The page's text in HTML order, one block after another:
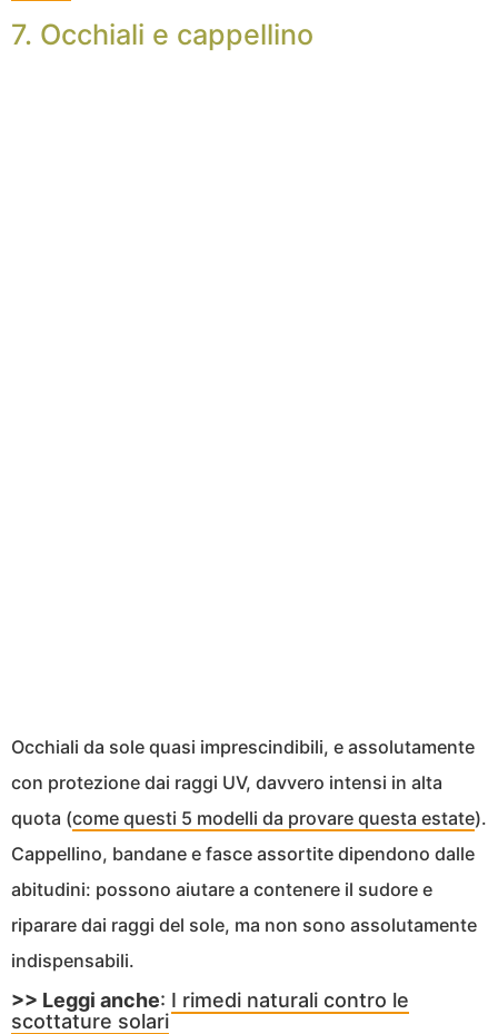
7. Occhiali e cappellino
Occhiali da sole quasi imprescindibili, e assolutamente
con protezione dai raggi UV, davvero intensi in alta
quota (come questi 5 modelli da provare questa estate).
Cappellino, bandane e fasce assortite dipendono dalle
abitudini: possono aiutare a contenere il sudore e
riparare dai raggi del sole, ma non sono assolutamente
indispensabili.
>> Leggi anche: I rimedi naturali contro le
scottature solari